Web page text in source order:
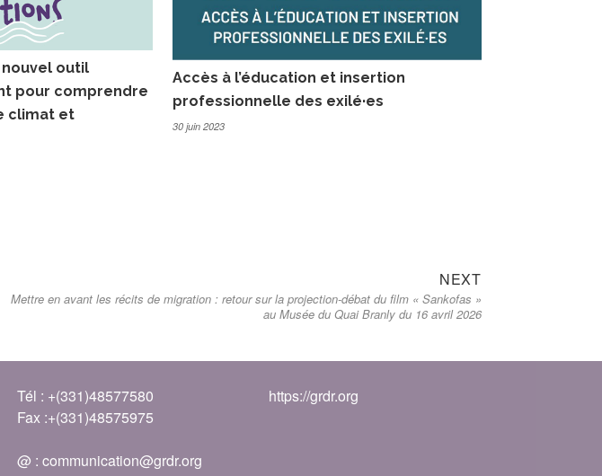
nouvel outil
pour comprendre
climat et
Accès à l’éducation et insertion
professionnelle des exilé·es
30 juin 2023
NEXT
Mettre en avant les récits de migration : retour sur la projection-débat du film « Sankofas »
au Musée du Quai Branly du 16 avril 2026
Tél : +(331)48577580
Fax :+(331)48575975
@ :communication@grdr.org
https://grdr.org